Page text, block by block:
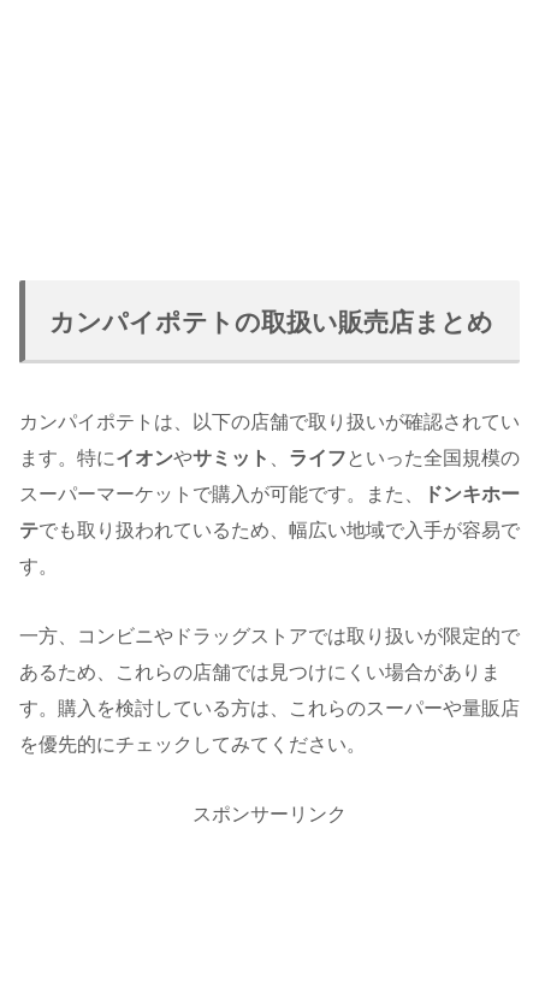
カンパイポテトの取扱い販売店まとめ
カンパイポテトは、以下の店舗で取り扱いが確認されてい
ます。特にイオンやサミット ライフ といった全国規模の
スーパーマーケットで購入が可能です。また、
ドンキホー
テでも取り扱われているため、幅広い地域で入手が容易で
す。
一方、コンビニやドラッグストアでは取り扱いが限定的で
あるため、これらの店舗では見つけにくい場合がありま
す。購入を検討している方は、これらのスーパーや量販店
を優先的にチェックしてみてください。
スポンサーリンク